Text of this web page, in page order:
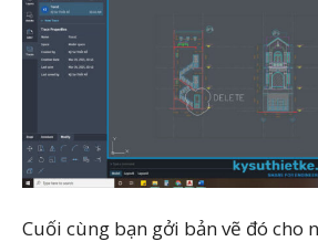
Cuối cùng bạn gởi bản vẽ đó cho